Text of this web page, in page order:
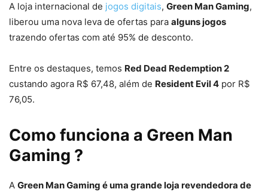
A loja internacional de jogos digitais, Green Man Gaming,
liberou uma nova leva de ofertas para alguns jogos
trazendo ofertas com até 95% de desconto.
Entre os destaques, temos Red Dead Redemption 2
custando agora R$ 67,48, além de Resident Evil 4 por R$
76,05.
Como funciona a Green Man
Gaming ?
A Green Man Gaming é uma grande loja revendedora de